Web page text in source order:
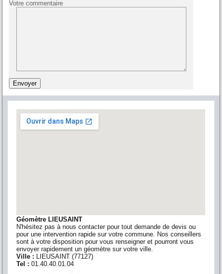
Votre commentaire
Géomètre LIEUSAINT
N'hésitez pas à nous contacter pour tout demande de devis ou
pour une intervention rapide sur votre commune. Nos conseillers
sont à votre disposition pour vous renseigner et pourront vous
envoyer rapidement un géomètre sur votre ville.
Ville :
LIEUSAINT (77127)
Tel :01.40.40.01.04